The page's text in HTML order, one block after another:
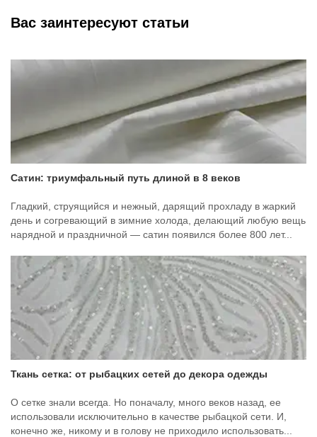
Вас заинтересуют статьи
Сатин: триумфальный путь длиной в 8 веков
Гладкий, струящийся и нежный, дарящий прохладу в жаркий
день и согревающий в зимние холода, делающий любую вещь
нарядной и праздничной — сатин появился более 800 лет...
Ткань сетка: от рыбацких сетей до декора одежды
О сетке знали всегда. Но поначалу, много веков назад, ее
использовали исключительно в качестве рыбацкой сети. И,
конечно же, никому и в голову не приходило использовать...